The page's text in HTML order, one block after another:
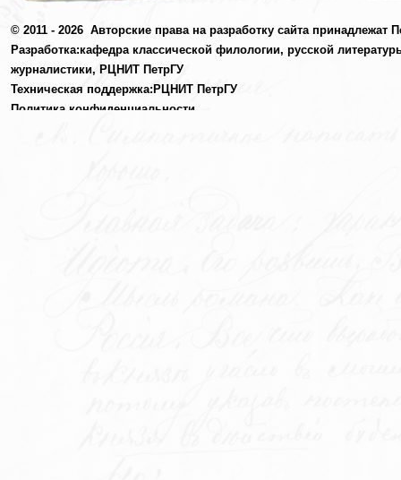
© 2011 - 2026 Авторские права на разработку сайта принадлежат
Разработка:кафедра классической филологии, русской
журналистики, РЦНИТ ПетрГУ
Техническая поддержка: РЦНИТ ПетрГУ
Политика конфиденциальности